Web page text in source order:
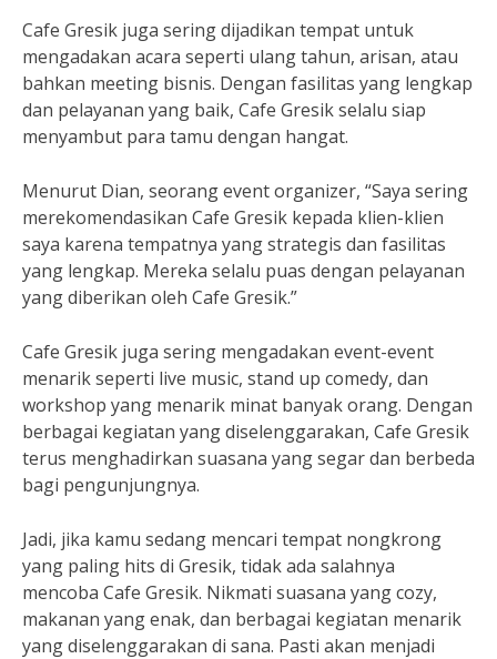
Cafe Gresik juga sering dijadikan tempat untuk
mengadakan acara seperti ulang tahun, arisan, atau
bahkan meeting bisnis. Dengan fasilitas yang lengkap
dan pelayanan yang baik, Cafe Gresik selalu siap
menyambut para tamu dengan hangat.
Menurut Dian, seorang event organizer, “Saya sering
merekomendasikan Cafe Gresik kepada klien-klien
saya karena tempatnya yang strategis dan fasilitas
yang lengkap. Mereka selalu puas dengan pelayanan
yang diberikan oleh Cafe Gresik.”
Cafe Gresik juga sering mengadakan event-event
menarik seperti live music, stand up comedy, dan
workshop yang menarik minat banyak orang. Dengan
berbagai kegiatan yang diselenggarakan, Cafe Gresik
terus menghadirkan suasana yang segar dan berbeda
bagi pengunjungnya.
Jadi, jika kamu sedang mencari tempat nongkrong
yang paling hits di Gresik, tidak ada salahnya
mencoba Cafe Gresik. Nikmati suasana yang cozy,
makanan yang enak, dan berbagai kegiatan menarik
yang diselenggarakan di sana. Pasti akan menjadi